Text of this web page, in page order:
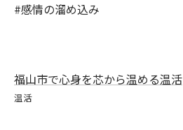
#感情の溜め込み
福山市で心身を芯から温める温活
温活